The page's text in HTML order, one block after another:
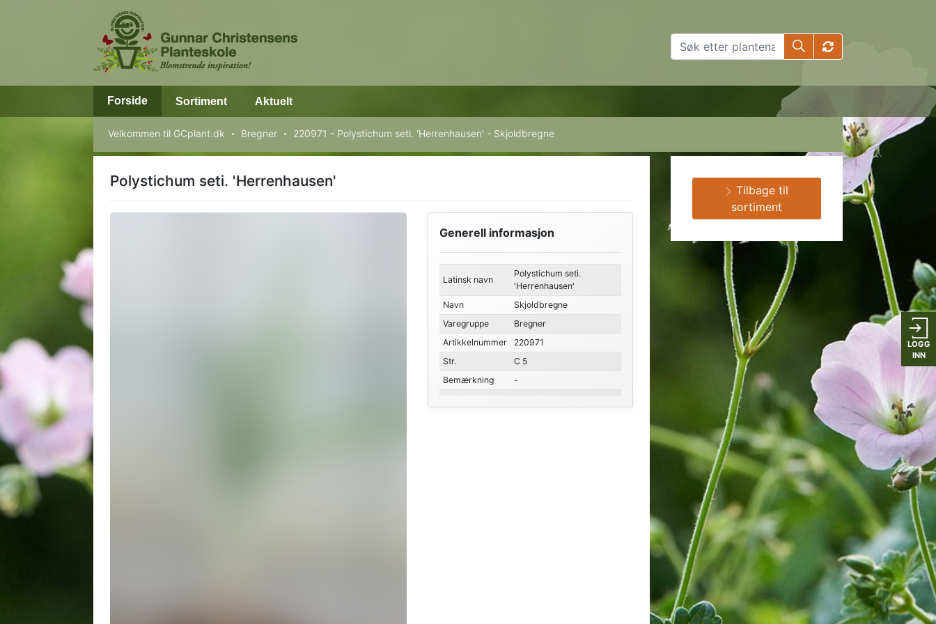
LOGG
INN
Forside Sortiment Aktuelt
Velkommen til GCplant.dk Bregner 220971 - Polystichum seti. 'Herrenhausen' - Skjoldbregne
Polystichum seti. 'Herrenhausen'
Generell informasjon
Latinsk navn
Polystichum seti.
'Herrenhausen'
Navn
Skjoldbregne
Varegruppe
Bregner
Artikkelnummer
220971
Str.
C 5
Bemærkning
-
Tilbage til
sortiment